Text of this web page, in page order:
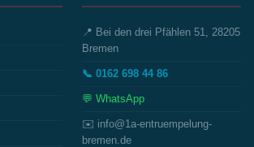
📍 Bei den drei Pfählen 51, 28205
Bremen
📞 0162 698 44 86
💬 WhatsApp
✉️ info@1a-entruempelung-
bremen.de